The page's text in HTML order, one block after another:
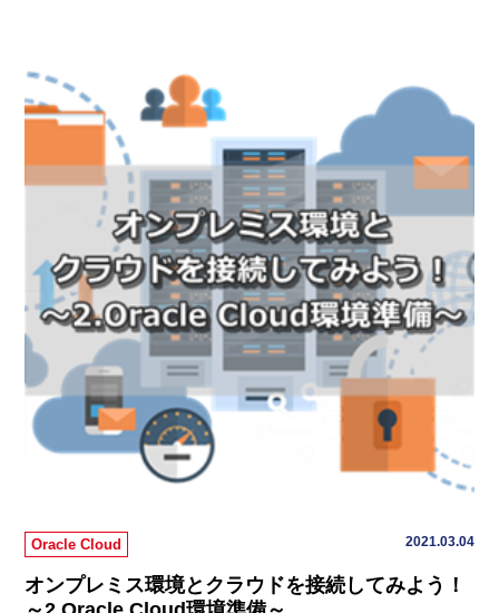
Oracle Cloud 2021.03.04
オンプレミス環境とクラウドを接続してみよう！